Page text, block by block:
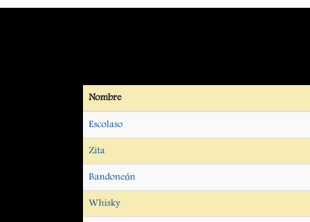
Nombre
Escolaso
Zita
Bandoneón
Whisky